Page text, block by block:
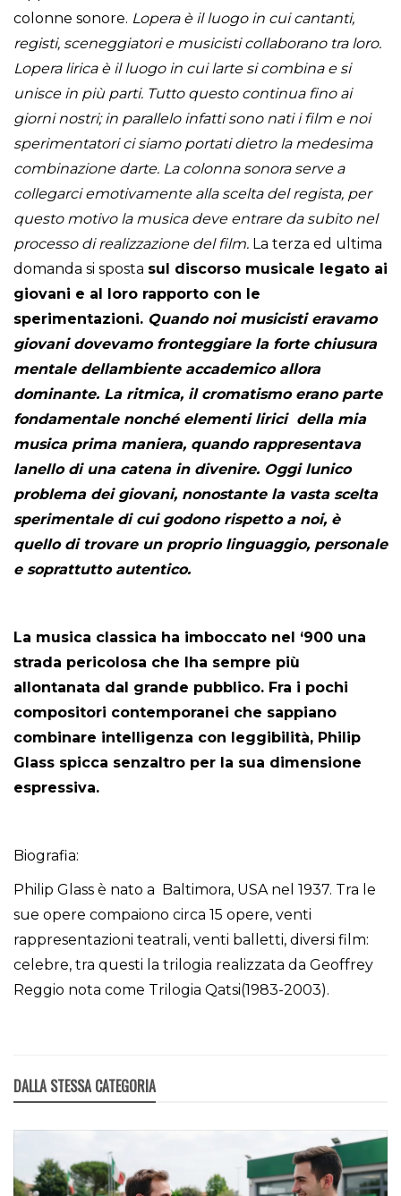
colonne sonore. Lopera è il luogo in cui cantanti,
registi, sceneggiatori e musicisti collaborano tra loro.
Lopera lirica è il luogo in cui larte si combina e si
unisce in più parti. Tutto questo continua fino ai
giorni nostri; in parallelo infatti sono nati i film e noi
sperimentatori ci siamo portati dietro la medesima
combinazione darte. La colonna sonora serve a
collegarci emotivamente alla scelta del regista, per
questo motivo la musica deve entrare da subito nel
processo di realizzazione del film. La terza ed ultima
domanda si sposta sul discorso musicale legato ai
giovani e al loro rapporto con le
sperimentazioni. Quando noi musicisti eravamo
giovani dovevamo fronteggiare la forte chiusura
mentale dellambiente accademico allora
dominante. La ritmica, il cromatismo erano parte
fondamentale nonché elementi lirici della mia
musica prima maniera, quando rappresentava
lanello di una catena in divenire. Oggi lunico
problema dei giovani, nonostante la vasta scelta
sperimentale di cui godono rispetto a noi, è
quello di trovare un proprio linguaggio, personale
e soprattutto autentico.
La musica classica ha imboccato nel ‘900 una
strada pericolosa che lha sempre più
allontanata dal grande pubblico. Fra i pochi
compositori contemporanei che sappiano
combinare intelligenza con leggibilità, Philip
Glass spicca senzaltro per la sua dimensione
espressiva.
Biografia:
Philip Glass è nato a Baltimora, USA nel 1937. Tra le
sue opere compaiono circa 15 opere, venti
rappresentazioni teatrali, venti balletti, diversi film:
celebre, tra questi la trilogia realizzata da Geoffrey
Reggio nota come Trilogia Qatsi(1983-2003).
DALLA STESSA CATEGORIA